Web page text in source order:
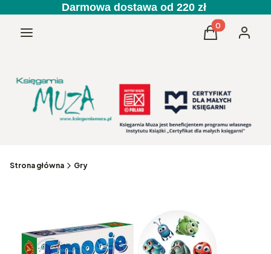
Darmowa dostawa od 220 zł
Menu Produkty w
Koszyk
Strona główna Gry